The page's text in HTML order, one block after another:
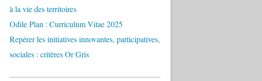
à la vie des territoires
Odile Plan : Curriculum Vitae 2025
Repérer les initiatives innovantes, participatives,
sociales : critères Or Gris